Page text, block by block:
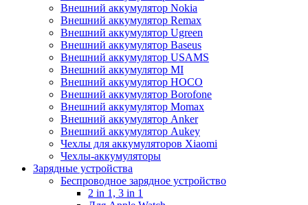
Внешний аккумулятор Nokia
Внешний аккумулятор Remax
Внешний аккумулятор Ugreen
Внешний аккумулятор Baseus
Внешний аккумулятор USAMS
Внешний аккумулятор MI
Внешний аккумулятор HOCO
Внешний аккумулятор Borofone
Внешний аккумулятор Momax
Внешний аккумулятор Anker
Внешний аккумулятор Aukey
Чехлы для аккумуляторов Xiaomi
Чехлы-аккумуляторы
Зарядные устройства
Беспроводное зарядное устройство
2 in 1, 3 in 1